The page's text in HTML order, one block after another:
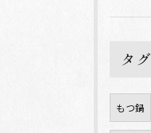
タグ
もつ鍋